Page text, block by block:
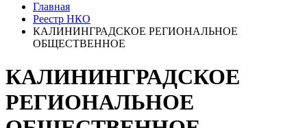
Главная
Реестр НКО
КАЛИНИНГРАДСКОЕ РЕГИОНАЛЬНОЕ
ОБЩЕСТВЕННОЕ
КАЛИНИНГРАДСКОЕ
РЕГИОНАЛЬНОЕ